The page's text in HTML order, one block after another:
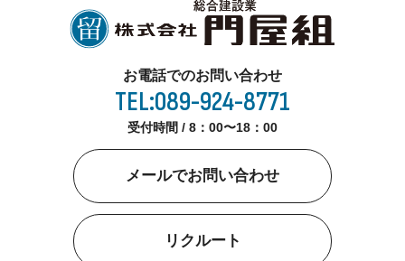
お電話でのお問い合わせ
TEL:089-924-8771
受付時間 / 8：00〜18：00
メールでお問い合わせ
リクルート